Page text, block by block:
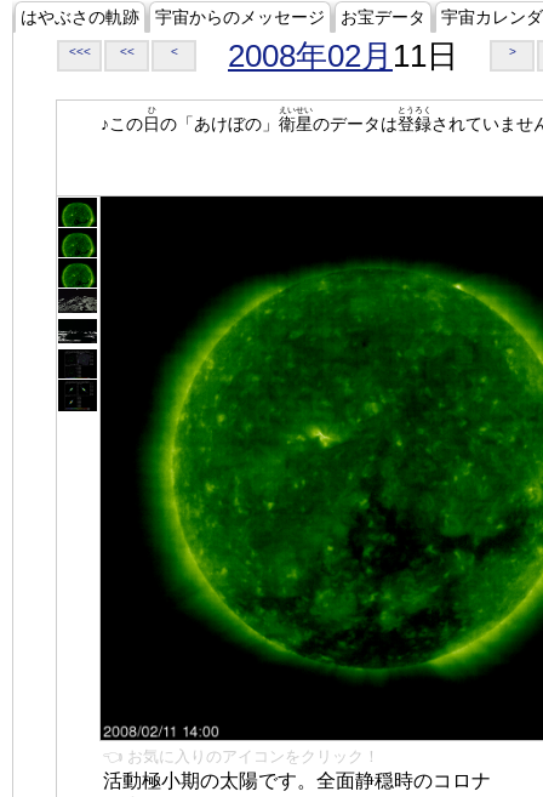
はやぶさの軌跡 宇宙からのメッセージ お宝データ 宇宙カレン
<<< << < 2008年02月 11日 >
♪この日
ひ
の「あけぼの」 衛星
えいせい
のデータは登録
とうろく
されていませ
👈 お気に入りのアイコンをクリック！
活動極小期の太陽です。全面静穏時のコロナ